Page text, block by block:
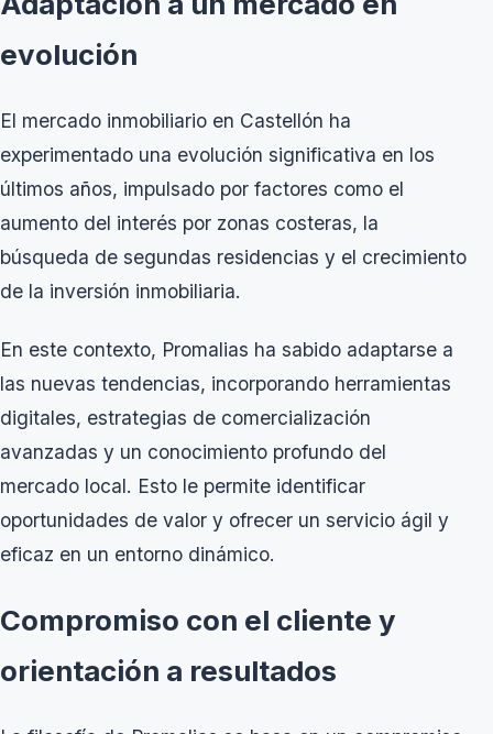
evolución
El mercado inmobiliario en Castellón ha
experimentado una evolución significativa en los
últimos años, impulsado por factores como el
aumento del interés por zonas costeras, la
búsqueda de segundas residencias y el crecimiento
de la inversión inmobiliaria.
En este contexto, Promalias ha sabido adaptarse a
las nuevas tendencias, incorporando herramientas
digitales, estrategias de comercialización
avanzadas y un conocimiento profundo del
mercado local. Esto le permite identificar
oportunidades de valor y ofrecer un servicio ágil y
eficaz en un entorno dinámico.
Compromiso con el cliente y
orientación a resultados